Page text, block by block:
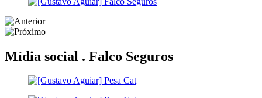
Mídia social . Falco Seguros